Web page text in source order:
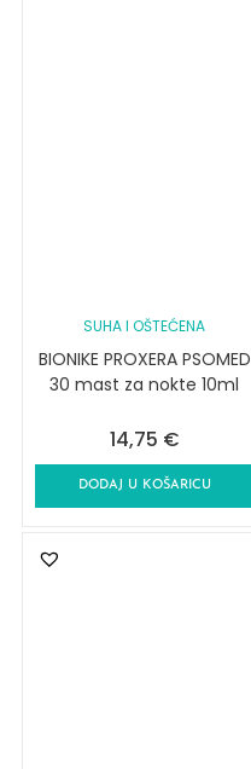
SUHA I OŠTEĆENA
BIONIKE PROXERA PSOMED
30 mast za nokte 10ml
14,75 €
DODAJ U KOŠARICU